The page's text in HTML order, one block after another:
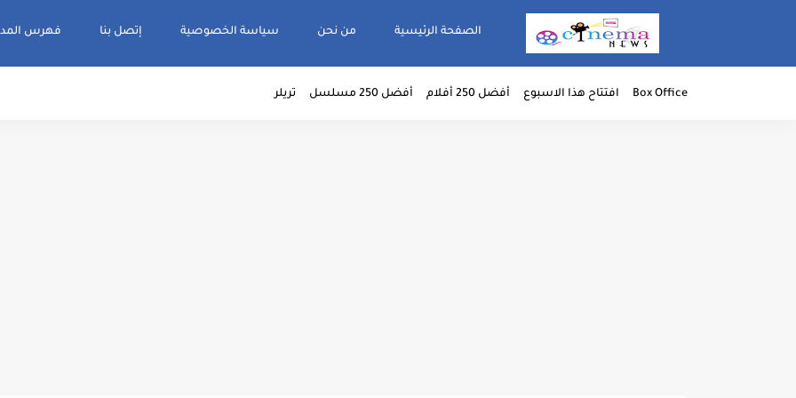
الصفحة الرئيسية من نحن سياسة الخصوصية إتصل بنا فهرس
Box Office افتتاح هذا الاسبوع أفضل 250 أفلام أفضل 250 مسلسل تريلر